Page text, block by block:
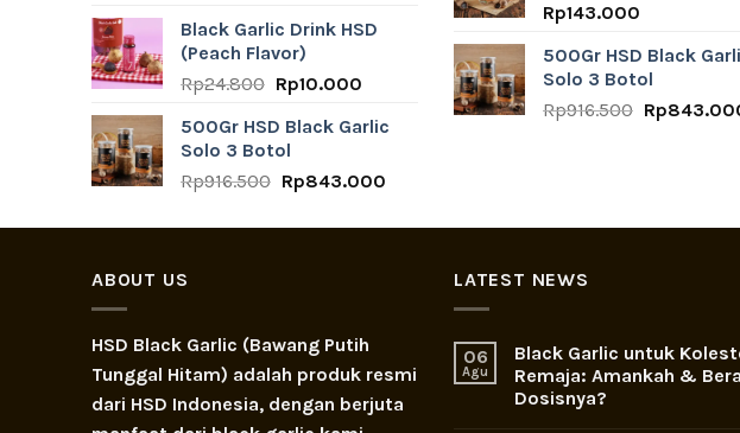
was:
Rp140.000.
is:
Rp118.000.
Black Garlic Drink HSD
(Peach Flavor)
Rp24.800 Original
was:
Rp24.800.
Rp10.000Current
is:
500Gr HSD Black Garlic
Solo 3 Botol
Rp916.500 Original
was:
Rp843.000Current
is:
Rp143.000
500Gr HSD Black
Solo 3 Botol
Rp916.500 Original
Rp
ABOUT US
HSD Black Garlic (Bawang Putih
Tunggal Hitam) adalah produk resmi
dari HSD Indonesia, dengan berjuta
LATEST NEWS
06
Agu
Black Garlic untuk
Remaja: Amankah &
Dosisnya?